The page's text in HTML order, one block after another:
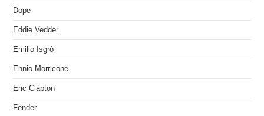
Dope
Eddie Vedder
Emilio Isgrò
Ennio Morricone
Eric Clapton
Fender